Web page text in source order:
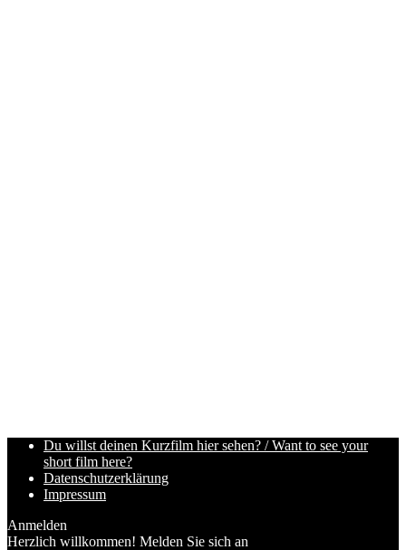
Du willst deinen Kurzfilm hier sehen? / Want to see your
short film here?
Datenschutzerklärung
Impressum
Anmelden
Herzlich willkommen! Melden Sie sich an